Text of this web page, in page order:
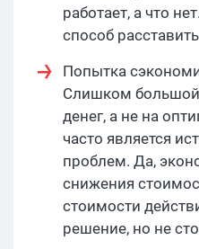
работает, а что
способ
Попытка
Слишком
денег, а не на
часто является
проблем. Да,
снижения
стоимости
решение, но не